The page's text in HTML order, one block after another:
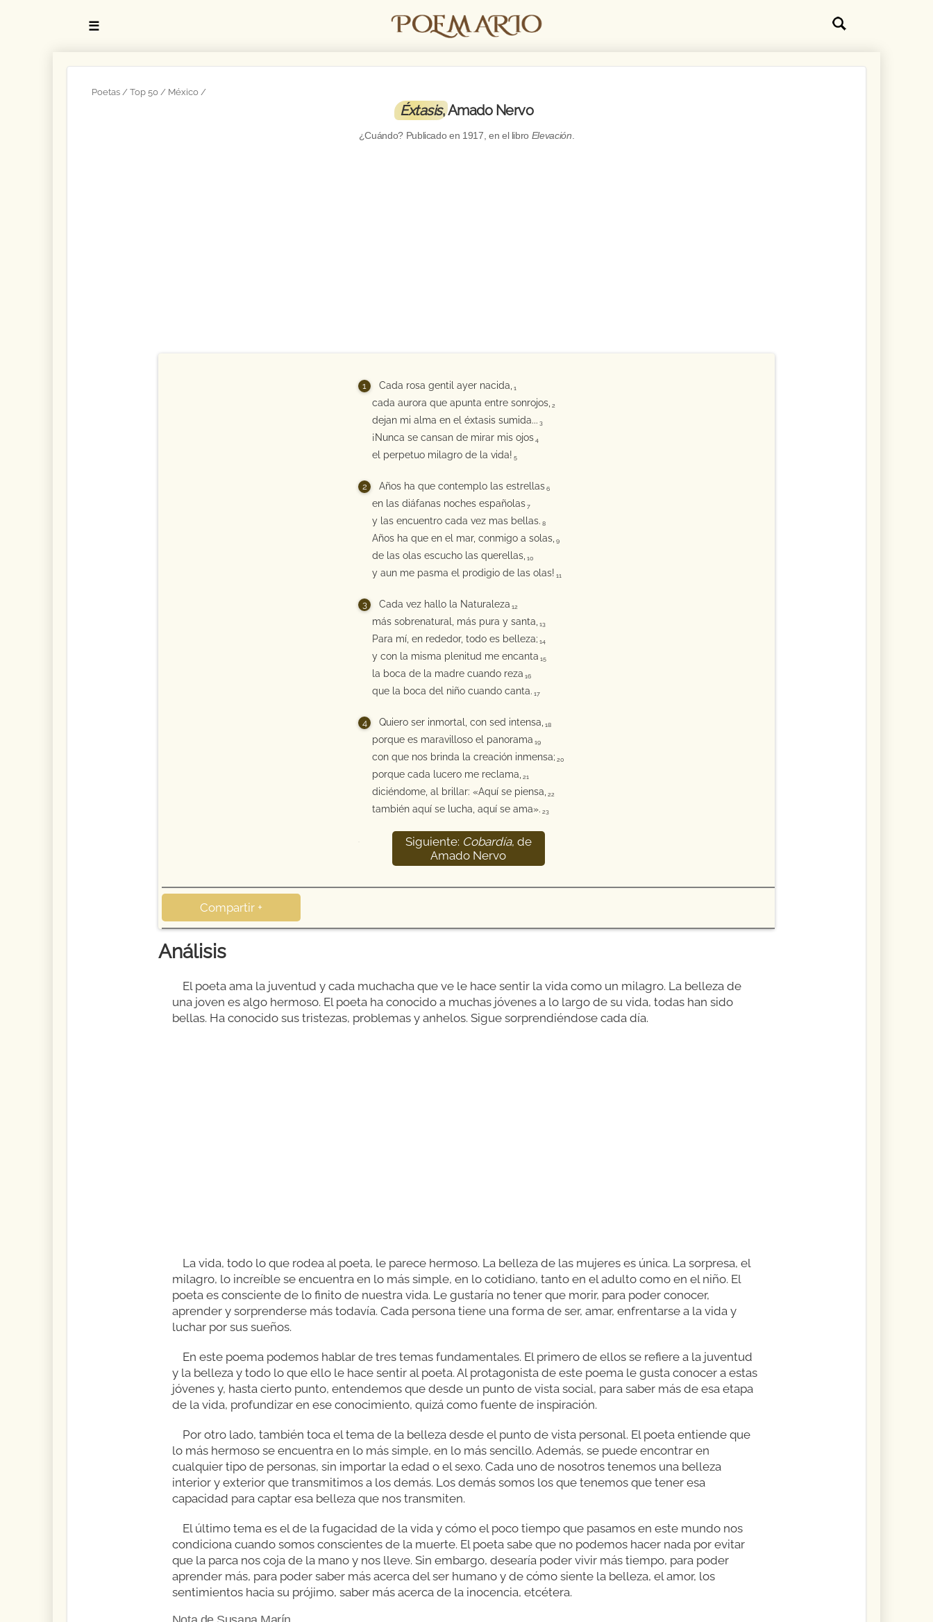
☰
Poetas Top 50 México
Éxtasis, Amado Nervo
¿Cuándo? Publicado en 1917 , en el libro Elevación
Cada rosa gentil ayer nacida, 1
cada aurora que apunta entre sonrojos, 2
dejan mi alma en el éxtasis sumida... 3
¡Nunca se cansan de mirar mis ojos 4
el perpetuo milagro de la vida! 5
Años ha que contemplo las estrellas 6
en las diáfanas noches españolas 7
y las encuentro cada vez mas bellas. 8
Años ha que en el mar, conmigo a solas, 9
de las olas escucho las querellas, 10
y aun me pasma el prodigio de las olas! 11
Cada vez hallo la Naturaleza 12
más sobrenatural, más pura y santa, 13
Para mí, en rededor, todo es belleza; 14
y con la misma plenitud me encanta 15
la boca de la madre cuando reza 16
que la boca del niño cuando canta. 17
Quiero ser inmortal, con sed intensa, 18
porque es maravilloso el panorama 19
con que nos brinda la creación inmensa; 20
porque cada lucero me reclama, 21
diciéndome, al brillar: «Aquí se piensa, 22
también aquí se lucha, aquí se ama». 23
Siguiente: Cobardía, de
Amado Nervo
Compartir +
Análisis
El poeta ama la juventud y cada muchacha que ve le hace sentir la vida como un milagro. La belleza de
una joven es algo hermoso. El poeta ha conocido a muchas jóvenes a lo largo de su vida, todas han sido
bellas. Ha conocido sus tristezas, problemas y anhelos. Sigue sorprendiéndose cada día.
La vida, todo lo que rodea al poeta, le parece hermoso. La belleza de las mujeres es única. La sorpresa, el
milagro, lo increíble se encuentra en lo más simple, en lo cotidiano, tanto en el adulto como en el niño. El
poeta es consciente de lo finito de nuestra vida. Le gustaría no tener que morir, para poder conocer,
aprender y sorprenderse más todavía. Cada persona tiene una forma de ser, amar, enfrentarse a la vida y
luchar por sus sueños.
En este poema podemos hablar de tres temas fundamentales. El primero de ellos se refiere a la juventud
y la belleza y todo lo que ello le hace sentir al poeta. Al protagonista de este poema le gusta conocer a estas
jóvenes y, hasta cierto punto, entendemos que desde un punto de vista social, para saber más de esa etapa
de la vida, profundizar en ese conocimiento, quizá como fuente de inspiración.
Por otro lado, también toca el tema de la belleza desde el punto de vista personal. El poeta entiende que
lo más hermoso se encuentra en lo más simple, en lo más sencillo. Además, se puede encontrar en
cualquier tipo de personas, sin importar la edad o el sexo. Cada uno de nosotros tenemos una belleza
interior y exterior que transmitimos a los demás. Los demás somos los que tenemos que tener esa
capacidad para captar esa belleza que nos transmiten.
El último tema es el de la fugacidad de la vida y cómo el poco tiempo que pasamos en este mundo nos
condiciona cuando somos conscientes de la muerte. El poeta sabe que no podemos hacer nada por evitar
que la parca nos coja de la mano y nos lleve. Sin embargo, desearía poder vivir más tiempo, para poder
aprender más, para poder saber más acerca del ser humano y de cómo siente la belleza, el amor, los
sentimientos hacia su prójimo, saber más acerca de la inocencia, etcétera.